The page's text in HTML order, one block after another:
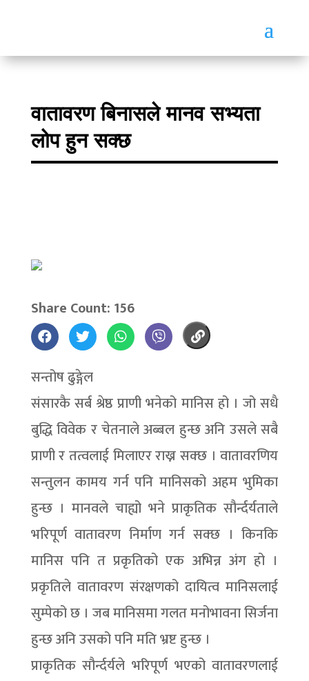
वातावरण बिनासले मानव सभ्यता
लोप हुन सक्छ
Share Count: 156
सन्तोष ढुङ्गेल
संसारकै सर्ब श्रेष्ठ प्राणी भनेको मानिस हो । जो सधै
बुद्धि विवेक र चेतनाले अब्बल हुन्छ अनि उसले सबै
प्राणी र तत्वलाई मिलाएर राख्न सक्छ । वातावरणिय
सन्तुलन कामय गर्न पनि मानिसको अहम भुमिका
हुन्छ । मानवले चाह्यो भने प्राकृतिक सौर्न्दर्यताले
भरिपूर्ण वातावरण निर्माण गर्न सक्छ । किनकि
मानिस पनि त प्रकृतिको एक अभिन्न अंग हो ।
प्रकृतिले वातावरण संरक्षणको दायित्व मानिसलाई
सुम्पेको छ । जब मानिसमा गलत मनोभावना सिर्जना
हुन्छ अनि उसको पनि मति भ्रष्ट हुन्छ ।
प्राकृतिक सौर्न्दर्यले भरिपूर्ण भएको वातावरणलाई